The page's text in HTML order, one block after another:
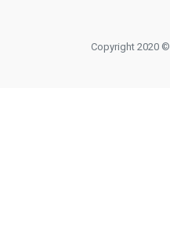
Copyright 2020